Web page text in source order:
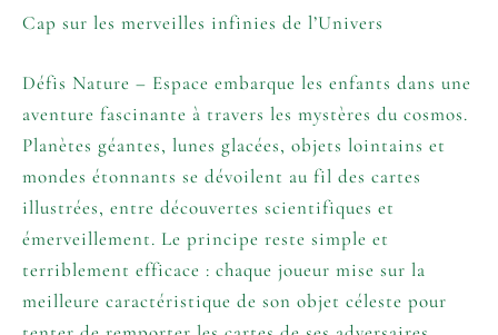
Cap sur les merveilles infinies de l’Univers
Défis Nature – Espace embarque les enfants dans une
aventure fascinante à travers les mystères du cosmos.
Planètes géantes, lunes glacées, objets lointains et
mondes étonnants se dévoilent au fil des cartes
illustrées, entre découvertes scientifiques et
émerveillement. Le principe reste simple et
terriblement efficace : chaque joueur mise sur la
meilleure caractéristique de son objet céleste pour